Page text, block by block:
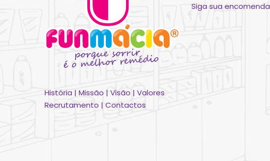
História | Missão | Visão | Valores
Recrutamento | Contactos
Siga sua encomenda